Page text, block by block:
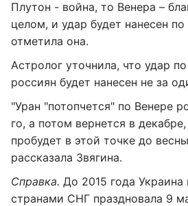
Плутон - война, то Венера –
целом, и удар будет нанесен
отметила она.
Астролог уточнила, что удар
россиян будет нанесен не за
"Уран "потопчется" по Венере
го, а потом вернется в
пробудет в этой точке до
рассказала Звягина.
Справка. До 2015 года
странами СНГ праздновала 9